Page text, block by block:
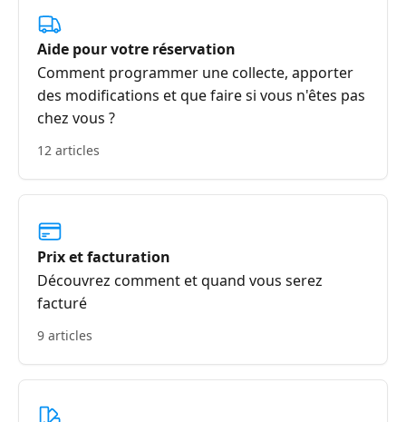
Aide pour votre réservation
Comment programmer une collecte, apporter
des modifications et que faire si vous n'êtes pas
chez vous ?
12 articles
Prix et facturation
Découvrez comment et quand vous serez
facturé
9 articles